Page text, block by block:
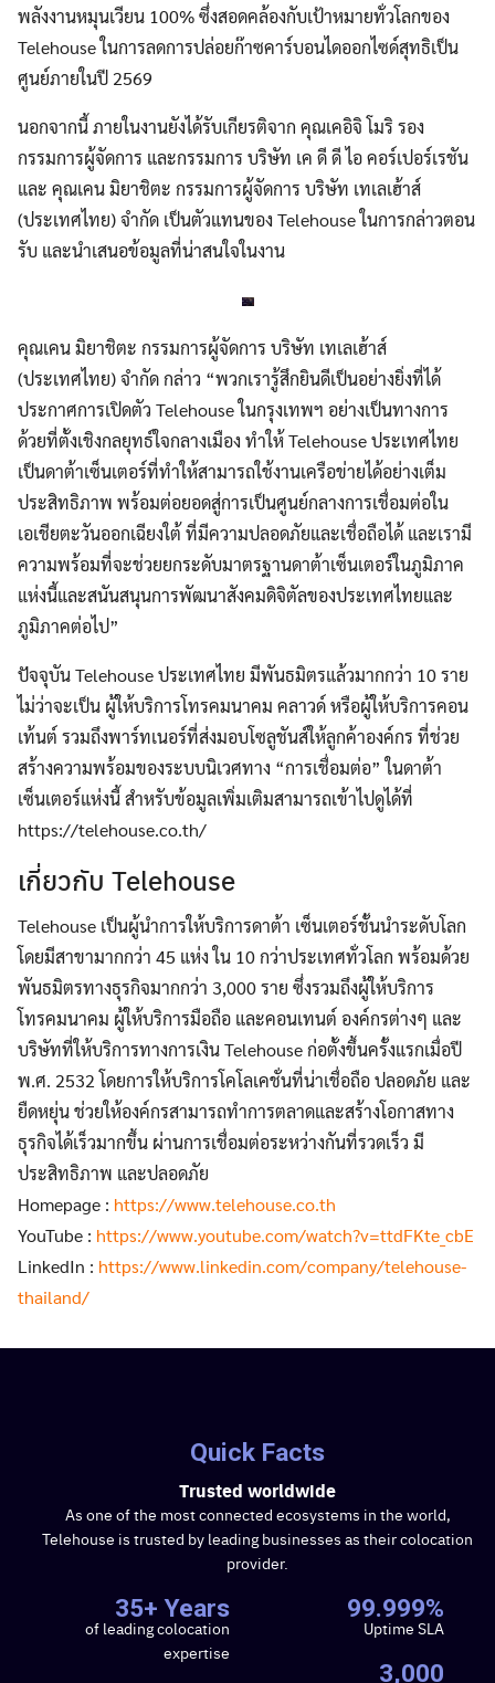
Search
for:
Search
พลังงานหมุนเวียน 100% ซึ่งสอดคล้องกับเป้าหมายทั่วโลกของ
Telehouse ในการลดการปล่อยก๊าซคาร์บอนไดออกไซด์สุทธิเป็น
ศูนย์ภายในปี 2569
นอกจากนี้ ภายในงานยังได้รับเกียรติจาก คุณเคอิจิ โมริ รอง
กรรมการผู้จัดการ และกรรมการ บริษัท เค ดี ดี ไอ คอร์เปอร์เรชัน
และ คุณเคน มิยาชิตะ กรรมการผู้จัดการ บริษัท เทเลเฮ้าส์
(ประเทศไทย) จำกัด เป็นตัวแทนของ Telehouse ในการกล่าวตอน
รับ และนำเสนอข้อมูลที่น่าสนใจในงาน
คุณเคน มิยาชิตะ กรรมการผู้จัดการ บริษัท เทเลเฮ้าส์
(ประเทศไทย) จำกัด กล่าว “พวกเรารู้สึกยินดีเป็นอย่างยิ่งที่ได้
ประกาศการเปิดตัว Telehouse ในกรุงเทพฯ อย่างเป็นทางการ
ด้วยที่ตั้งเชิงกลยุทธ์ใจกลางเมือง ทำให้ Telehouse ประเทศไทย
เป็นดาต้าเซ็นเตอร์ที่ทำให้สามารถใช้งานเครือข่ายได้อย่างเต็ม
ประสิทธิภาพ พร้อมต่อยอดสู่การเป็นศูนย์กลางการเชื่อมต่อใน
เอเชียตะวันออกเฉียงใต้ ที่มีความปลอดภัยและเชื่อถือได้ และเรามี
ความพร้อมที่จะช่วยยกระดับมาตรฐานดาต้าเซ็นเตอร์ในภูมิภาค
แห่งนี้และสนันสนุนการพัฒนาสังคมดิจิตัลของประเทศไทยและ
ภูมิภาคต่อไป”
ปัจจุบัน Telehouse ประเทศไทย มีพันธมิตรแล้วมากกว่า 10 ราย
ไม่ว่าจะเป็น ผู้ให้บริการโทรคมนาคม คลาวด์ หรือผู้ให้บริการคอน
เท้นต์ รวมถึงพาร์ทเนอร์ที่ส่งมอบโซลูชันส์ให้ลูกค้าองค์กร ที่ช่วย
สร้างความพร้อมของระบบนิเวศทาง “การเชื่อมต่อ” ในดาต้า
เซ็นเตอร์แห่งนี้ สำหรับข้อมูลเพิ่มเติมสามารถเข้าไปดูได้ที่
https://telehouse.co.th/
เกี่ยวกับ Telehouse
Telehouse เป็นผู้นำการให้บริการดาต้า เซ็นเตอร์ชั้นนำระดับโลก
โดยมีสาขามากกว่า 45 แห่ง ใน 10 กว่าประเทศทั่วโลก พร้อมด้วย
พันธมิตรทางธุรกิจมากกว่า 3,000 ราย ซึ่งรวมถึงผู้ให้บริการ
โทรคมนาคม ผู้ให้บริการมือถือ และคอนเทนต์ องค์กรต่างๆ และ
บริษัทที่ให้บริการทางการเงิน Telehouse ก่อตั้งขึ้นครั้งแรกเมื่อปี
พ.ศ. 2532 โดยการให้บริการโคโลเคชั่นที่น่าเชื่อถือ ปลอดภัย และ
ยืดหยุ่น ช่วยให้องค์กรสามารถทำการตลาดและสร้างโอกาสทาง
ธุรกิจได้เร็วมากขึ้น ผ่านการเชื่อมต่อระหว่างกันที่รวดเร็ว มี
ประสิทธิภาพ และปลอดภัย
Homepage : https://www.telehouse.co.th
YouTube : https://www.youtube.com/watch?v=ttdFKte_cbE
LinkedIn : https://www.linkedin.com/company/telehouse-
thailand/
Quick Facts
Trusted worldwide
As one of the most connected ecosystems in the world,
Telehouse is trusted by leading businesses as their colocation
provider.
35+ Years
of leading colocation
expertise
99.999%
Uptime SLA
3,000